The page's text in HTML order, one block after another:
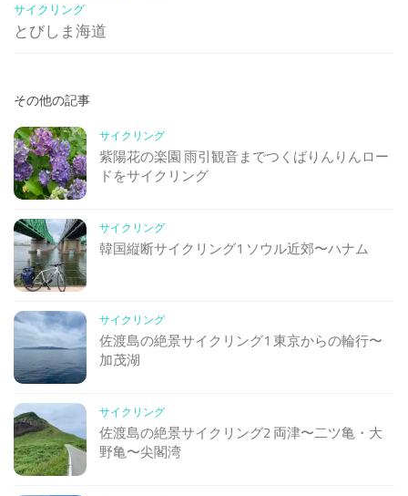
サイクリング
とびしま海道
その他の記事
サイクリング
紫陽花の楽園 雨引観音までつくばりんりんロー
ドをサイクリング
サイクリング
韓国縦断サイクリング1 ソウル近郊〜ハナム
サイクリング
佐渡島の絶景サイクリング1 東京からの輪行〜
加茂湖
サイクリング
佐渡島の絶景サイクリング2 両津〜二ツ亀・大
野亀〜尖閣湾